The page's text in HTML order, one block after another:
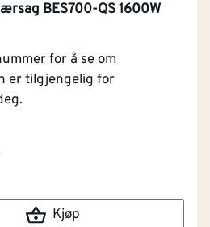
BES700-QS 1600W
for å se om
er tilgjengelig for
Kjøp